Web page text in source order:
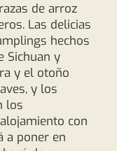
de arroz
Las delicias
hechos
Sichuan y
y el otoño
y los
los
con
a poner en